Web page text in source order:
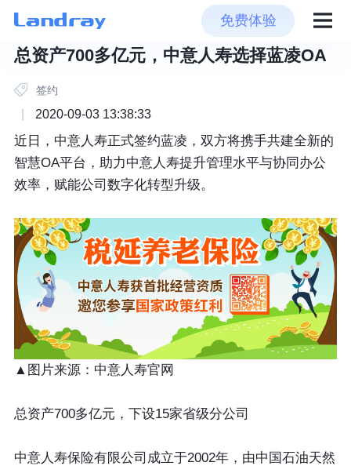
免费体验
总资产700多亿元，中意人寿选择蓝凌OA
签约
2020-09-03 13:38:33
近日，中意人寿正式签约蓝凌，双方将携手共建全新的
智慧OA平台，助力中意人寿提升管理水平与协同办公
效率，赋能公司数字化转型升级。
▲图片来源：中意人寿官网
总资产700多亿元，下设15家省级分公司
中意人寿保险有限公司成立于2002年，由中国石油天然